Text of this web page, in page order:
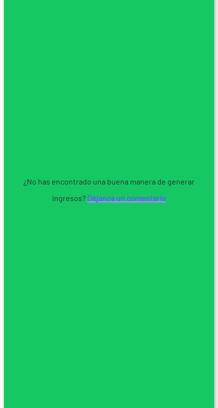
¿No has encontrado una buena manera de generar
ingresos? Déjanos un comentario